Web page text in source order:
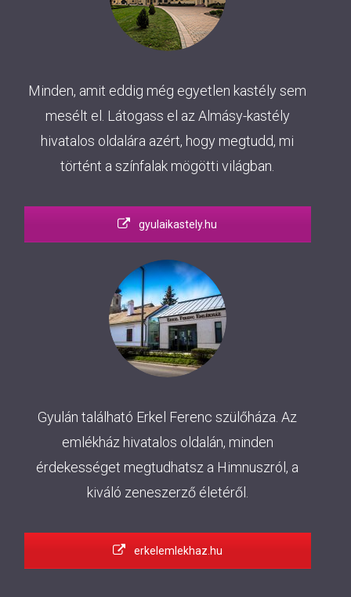
Minden, amit eddig még egyetlen kastély sem
mesélt el. Látogass el az Almásy-kastély
hivatalos oldalára azért, hogy megtudd, mi
történt a színfalak mögötti világban.
gyulaikastely.hu
Gyulán található Erkel Ferenc szülőháza. Az
emlékház hivatalos oldalán, minden
érdekességet megtudhatsz a Himnuszról, a
kiváló zeneszerző életéről.
erkelemlekhaz.hu